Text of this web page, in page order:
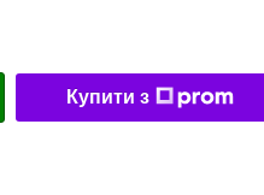
Купити з